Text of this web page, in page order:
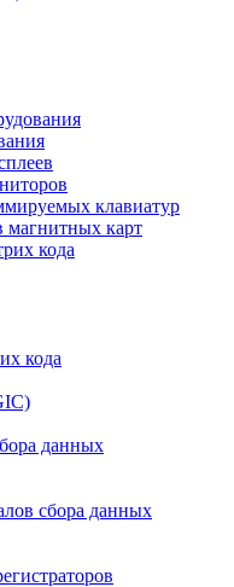
клавиатур
магнитных карт
кода
кода
данных
сбора данных